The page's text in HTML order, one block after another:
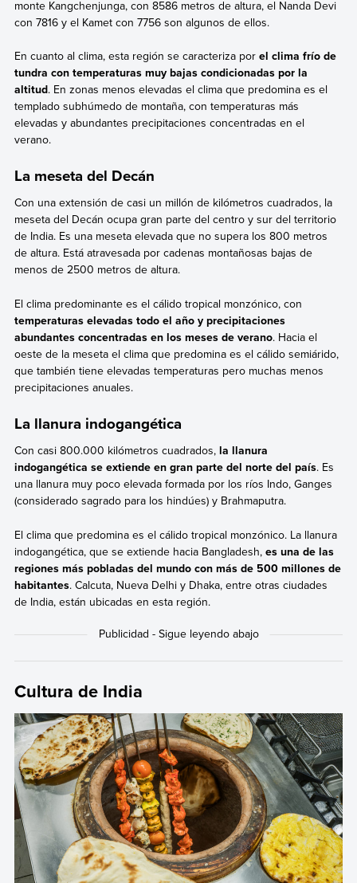
monte Kangchenjunga, con 8586 metros de altura, el Nanda Devi
con 7816 y el Kamet con 7756 son algunos de ellos.
En cuanto al clima, esta región se caracteriza por el clima frío de
tundra con temperaturas muy bajas condicionadas por la
altitud. En zonas menos elevadas el clima que predomina es el
templado subhúmedo de montaña, con temperaturas más
elevadas y abundantes precipitaciones concentradas en el
verano.
La meseta del Decán
Con una extensión de casi un millón de kilómetros cuadrados, la
meseta del Decán ocupa gran parte del centro y sur del territorio
de India. Es una meseta elevada que no supera los 800 metros
de altura. Está atravesada por cadenas montañosas bajas de
menos de 2500 metros de altura.
El clima predominante es el cálido tropical monzónico, con
temperaturas elevadas todo el año y precipitaciones
abundantes concentradas en los meses de verano. Hacia el
oeste de la meseta el clima que predomina es el cálido semiárido,
que también tiene elevadas temperaturas pero muchas menos
precipitaciones anuales.
La llanura indogangética
Con casi 800.000 kilómetros cuadrados, la llanura
indogangética se extiende en gran parte del norte del país. Es
una llanura muy poco elevada formada por los ríos Indo, Ganges
(considerado sagrado para los hindúes) y Brahmaputra.
El clima que predomina es el cálido tropical monzónico. La llanura
indogangética, que se extiende hacia Bangladesh,es una de las
regiones más pobladas del mundo con más de 500 millones de
habitantes. Calcuta, Nueva Delhi y Dhaka, entre otras ciudades
de India, están ubicadas en esta región.
Cultura de India